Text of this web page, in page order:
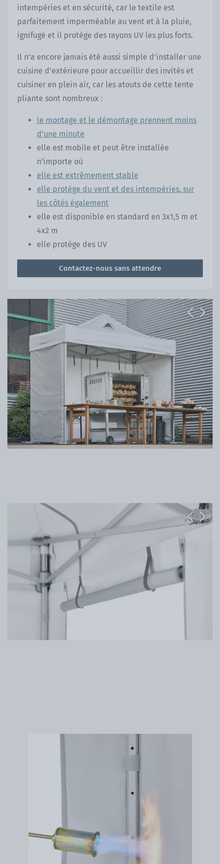
intempéries et en sécurité, car le textile est
parfaitement imperméable au vent et à la pluie,
ignifugé et il protège des rayons UV les plus forts.
Il n’a encore jamais été aussi simple d’installer une
cuisine d’extérieure pour accueillir des invités et
cuisiner en plein air, car les atouts de cette tente
pliante sont nombreux :
le montage et le démontage prennent moins
d’une minute
elle est mobile et peut être installée
n’importe où
elle est extrêmement stable
elle protège du vent et des intempéries, sur
les côtés également
elle est disponible en standard en 3x1,5 m et
4x2 m
elle protège des UV
Contactez-nous sans attendre
Previous
Next
Previous
Next